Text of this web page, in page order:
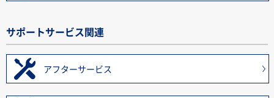
サポートサービス関連
アフターサービス